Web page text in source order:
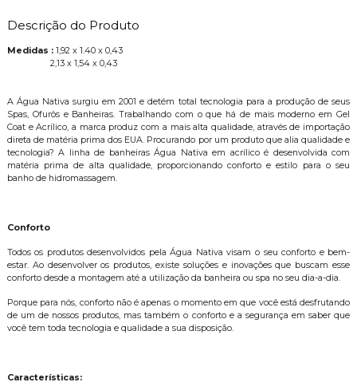
Descrição do Produto
Medidas :1,92 x 1.40 x 0,43
2,13 x 1,54 x 0,43
A Água Nativa surgiu em 2001 e detém total tecnologia para a produção de seus
Spas, Ofurôs e Banheiras. Trabalhando com o que há de mais moderno em Gel
Coat e Acrílico, a marca produz com a mais alta qualidade, através de importação
direta de matéria prima dos EUA. Procurando por um produto que alia qualidade e
tecnologia? A linha de banheiras Água Nativa em acrílico é desenvolvida com
matéria prima de alta qualidade, proporcionando conforto e estilo para o seu
banho de hidromassagem.
Conforto
Todos os produtos desenvolvidos pela Água Nativa visam o seu conforto e bem-
estar. Ao desenvolver os produtos, existe soluções e inovações que buscam esse
conforto desde a montagem até a utilização da banheira ou spa no seu dia-a-dia.
Porque para nós, conforto não é apenas o momento em que você está desfrutando
de um de nossos produtos, mas também o conforto e a segurança em saber que
você tem toda tecnologia e qualidade a sua disposição.
Características: